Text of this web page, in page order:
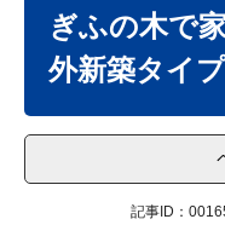
ぎふの木で
外新築タイプ
記事ID：